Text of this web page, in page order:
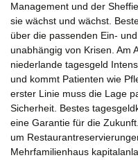
Management und der
sie wächst und wächst.
über die passenden Ein-
unabhängig von Krisen. Am
niederlande tagesgeld
und kommt Patienten wie
erster Linie muss die Lage
Sicherheit. Bestes
eine Garantie für die
um
Mehrfamilienhaus